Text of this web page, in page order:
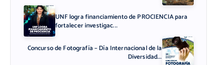
UNF logra financiamiento de PROCIENCIA para
fortalecer investigac...
Concurso de Fotografía – Día Internacional de la
Diversidad...